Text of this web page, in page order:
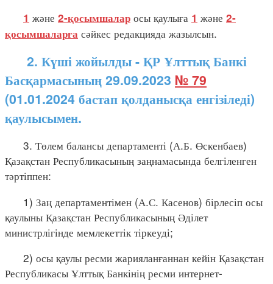
1 және 2-қосымшалар осы қаулыға 1 және 2-
қосымшаларға сәйкес редакцияда жазылсын.
2. Күші жойылды - ҚР Ұлттық Банкі
Басқармасының 29.09.2023 № 79
(01.01.2024 бастап қолданысқа енгізіледі)
қаулысымен.
3. Төлем балансы департаменті (А.Б. Өскенбаев)
Қазақстан Республикасының заңнамасында белгіленген
тәртіппен:
1) Заң департаментімен (А.С. Касенов) бірлесіп осы
қаулыны Қазақстан Республикасының Әділет
министрлігінде мемлекеттік тіркеуді;
2) осы қаулы ресми жарияланғаннан кейін Қазақстан
Республикасы Ұлттық Банкінің ресми интернет-